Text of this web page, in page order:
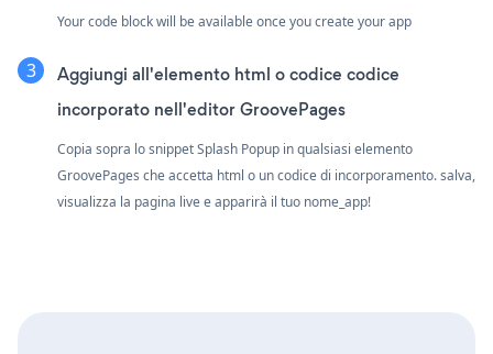
Your code block will be available once you create your app
Aggiungi all'elemento html o codice codice
incorporato nell'editor GroovePages
Copia sopra lo snippet Splash Popup in qualsiasi elemento
GroovePages che accetta html o un codice di incorporamento. salva,
visualizza la pagina live e apparirà il tuo nome_app!